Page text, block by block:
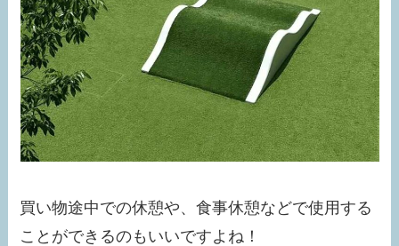
買い物途中での休憩や、食事休憩などで使用する
ことができるのもいいですよね！